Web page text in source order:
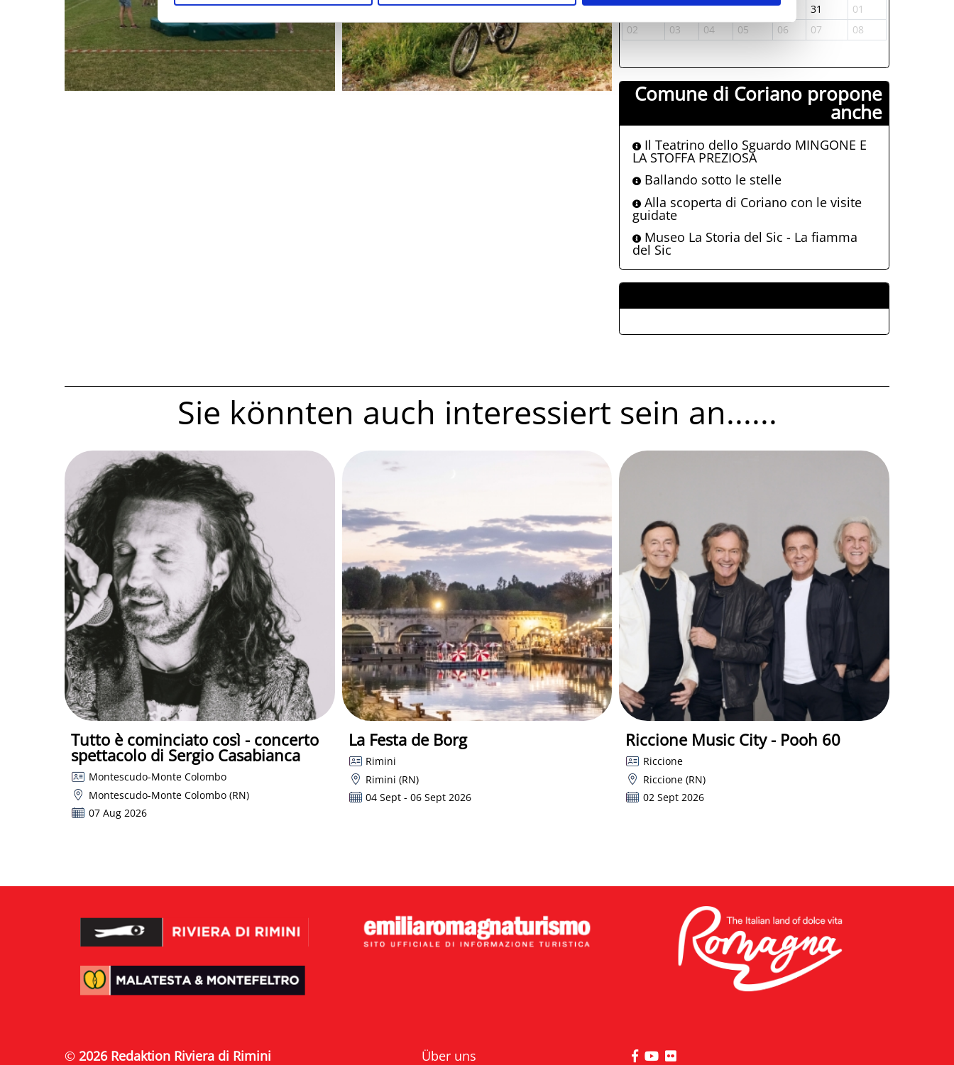
26
27 28 29 30 31
01
02
03 04 05 06 07 08
Comune di Coriano propone
anche
Il Teatrino dello Sguardo MINGONE E
LA STOFFA PREZIOSA
Ballando sotto le stelle
Alla scoperta di Coriano con le visite
guidate
Museo La Storia del Sic - La fiamma
del Sic
Sie könnten auch interessiert sein an......
Tutto è cominciato così - concerto
spettacolo di Sergio Casabianca
Montescudo-Monte Colombo
Montescudo-Monte Colombo (RN)
07 Aug 2026
La Festa de Borg
Rimini
Rimini (RN)
04 Sept - 06 Sept 2026
Riccione Music City - Pooh 60
Riccione
Riccione (RN)
02 Sept 2026
© 2026 Redaktion Riviera di Rimini Über uns die Seite Facebook von Riviera di Rimini besuchen
die Seite YouTube von Riviera di Rimini besuchen
die Seite Flickr von Riviera di Rimini besuchen